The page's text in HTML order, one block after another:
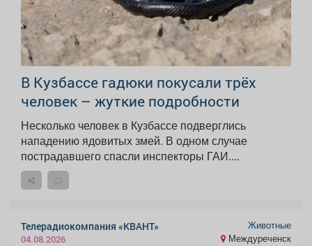
В Кузбассе гадюки покусали трёх
человек – жуткие подробности
Несколько человек в Кузбассе подверглись
нападению ядовитых змей. В одном случае
пострадавшего спасли инспекторы ГАИ....
Телерадиокомпания «КВАНТ»
04.08.2026
Животные
Междуреченск